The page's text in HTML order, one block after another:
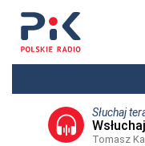
Słuchaj
Tomasz